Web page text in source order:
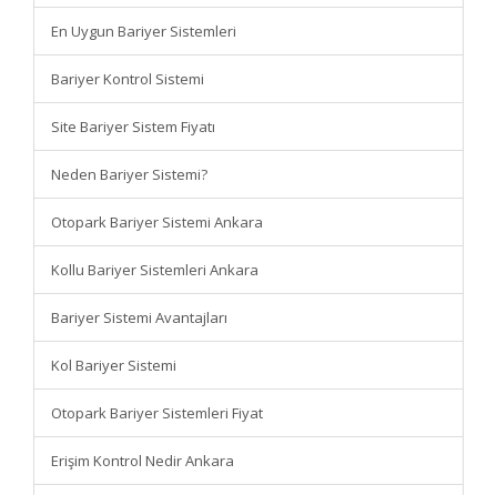
En Uygun Bariyer Sistemleri
Bariyer Kontrol Sistemi
Site Bariyer Sistem Fiyatı
Neden Bariyer Sistemi?
Otopark Bariyer Sistemi Ankara
Kollu Bariyer Sistemleri Ankara
Bariyer Sistemi Avantajları
Kol Bariyer Sistemi
Otopark Bariyer Sistemleri Fiyat
Erişim Kontrol Nedir Ankara